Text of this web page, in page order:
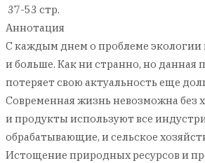
37-53 стр.
Аннотация
С каждым днем о проблеме экологии
и больше. Как ни странно, но данная
потеряет свою актуальность еще
Современная жизнь невозможна без
и продукты используют все
обрабатывающие, и сельское
Истощение природных ресурсов и